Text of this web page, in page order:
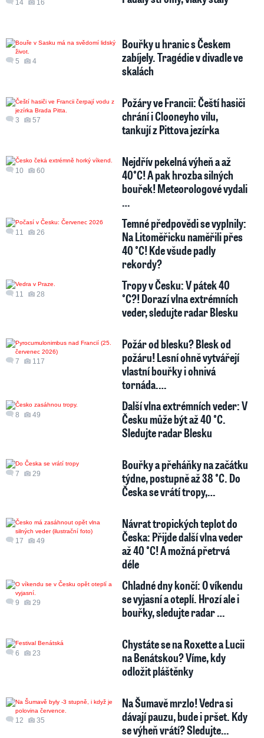
14 16
5 4
Bouřky u hranic s Českem
zabíjely. Tragédie v divadle ve
skalách
3 57
Požáry ve Francii: Čeští hasiči
chrání i Clooneyho vilu,
tankují z Pittova jezírka
10 60
Nejdřív pekelná výheň a až
40°C! A pak hrozba silných
bouřek! Meteorologové vydali
…
11 26
Temné předpovědi se vyplnily:
Na Litoměřicku naměřili přes
40 °C! Kde všude padly
rekordy?
11 28
Tropy v Česku: V pátek 40
°C?! Dorazí vlna extrémních
veder, sledujte radar Blesku
7 117
Požár od blesku? Blesk od
požáru! Lesní ohně vytvářejí
vlastní bouřky i ohnivá
tornáda.…
8 49
Další vlna extrémních veder: V
Česku může být až 40 °C.
Sledujte radar Blesku
7 29
Bouřky a přeháňky na začátku
týdne, postupně až 38 °C. Do
Česka se vrátí tropy,…
17 49
Návrat tropických teplot do
Česka: Přijde další vlna veder
až 40 °C! A možná přetrvá
déle
9 29
Chladné dny končí: O víkendu
se vyjasní a oteplí. Hrozí ale i
bouřky, sledujte radar …
6 23
Chystáte se na Roxette a Lucii
na Benátskou? Víme, kdy
odložit pláštěnky
12 35
Na Šumavě mrzlo! Vedra si
dávají pauzu, bude i pršet. Kdy
se výheň vrátí? Sledujte…